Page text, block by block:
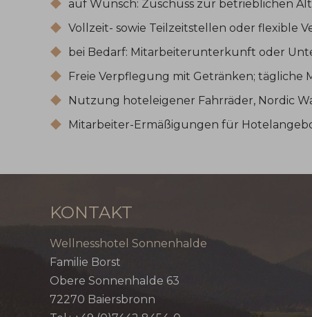
auf Wunsch: Zuschuss zur betrieblichen
Vollzeit- sowie Teilzeitstellen oder flexible
bei Bedarf: Mitarbeiterunterkunft oder
Freie Verpflegung mit Getränken; tägliche
Nutzung hoteleigener Fahrräder, Nordic
Mitarbeiter-Ermäßigungen für
KONTAKT
Wellnesshotel Sonnenhalde
Familie Borst
Obere Sonnenhalde 63
72270 Baiersbronn